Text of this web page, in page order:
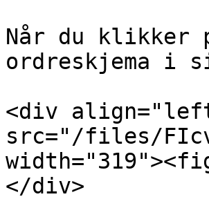
Når du klikker
ordreskjema i
<div
src="/files/
</div>